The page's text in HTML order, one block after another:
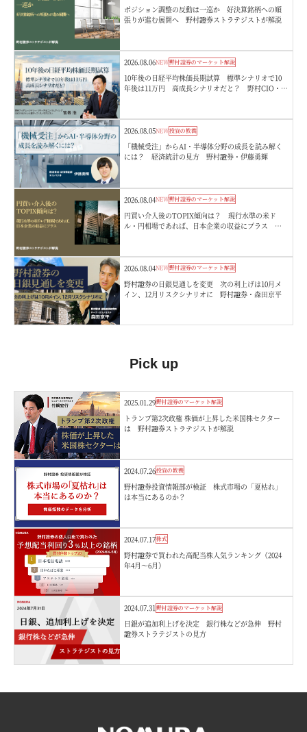
ポジション調整の反動は一巡か 好決算銘柄への順
張りが進む展開へ 野村證券ストラテジストが解説
2026.08.06NEW野村證券のマーケット解説
10年後の日経平均株価長期試算 標準シナリオで10
年後は11万円 高成長シナリオだと？ 野村CIO・宮
2026.08.05NEW投資の教養
「機械受注」からAI・半導体分野の成長を読み解く
には？ 経済統計の見方 野村證券・伊藤勇輝
2026.08.04NEW野村證券のマーケット解説
円買い介入後のTOPIX傾向は？ 現行水準の米ド
ル・円相場であれば、日本企業の収益にプラス 野
2026.08.04NEW野村證券のマーケット解説
野村證券の日銀見通しを変更 次の利上げは10月メ
イン、12月リスクシナリオに 野村證券・森田京平
Pick up
2025.01.29野村證券のマーケット解説
トランプ第2次政権 株価が上昇した米国株セクター
は 野村證券ストラテジストが解説
2024.07.26投資の教養
野村證券投資情報部が検証 株式市場の「夏枯れ」
は本当にあるのか？
2024.07.17株式
野村證券で買われた高配当株人気ランキング（2024
年4月～6月）
2024.07.31野村證券のマーケット解説
日銀が追加利上げを決定 銀行株などが急伸 野村
證券ストラテジストの見方